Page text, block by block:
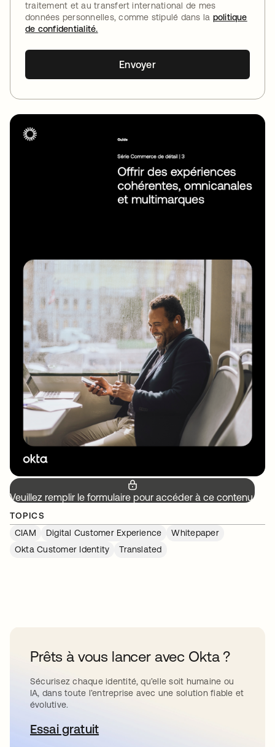
traitement et au transfert international de mes
données personnelles, comme stipulé dans la politique
de confidentialité.
Envoyer
Veuillez remplir le formulaire pour accéder à ce contenu.
TOPICS
CIAM
Digital Customer Experience
Whitepaper
Okta Customer Identity
Translated
Prêts à vous lancer avec Okta ?
Sécurisez chaque identité, qu’elle soit humaine ou
IA, dans toute l’entreprise avec une solution fiable et
évolutive.
Essai gratuits’ouvre dans un nouvel onglet